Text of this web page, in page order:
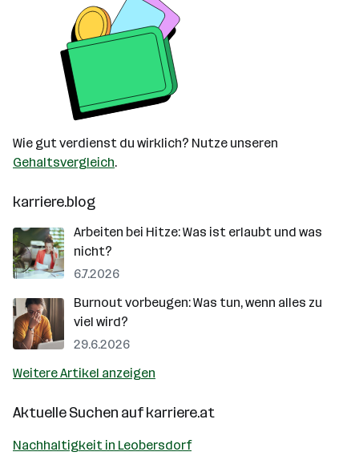
Wie gut verdienst du wirklich? Nutze unseren
Gehaltsvergleich.
karriere.blog
Arbeiten bei Hitze: Was ist erlaubt und was
nicht?
6.7.2026
Burnout vorbeugen: Was tun, wenn alles zu
viel wird?
29.6.2026
Weitere Artikel anzeigen
Aktuelle Suchen aufkarriere.at
Nachhaltigkeit in Leobersdorf